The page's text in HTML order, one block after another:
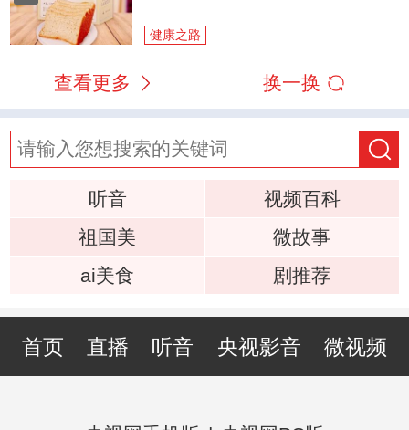
健康之路
查看更多 换一换
听音
视频百科
祖国美
微故事
ai美食
剧推荐
首页 直播 听音 央视影音 微视频